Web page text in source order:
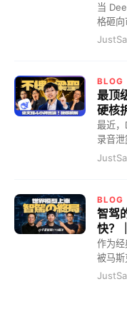
当
格砸向
战。
暴？你
10 块
块钱人
这怎
智商税
万的国
就跟当
了，
到底
完全
贵的
还买单
BLOG
最顶
硬核
最近
录音
了。
个月回
搞大模
佛在说
人都
其实他
理解
甚至四
BLOG
智驾
快？
作为
被马斯
结果